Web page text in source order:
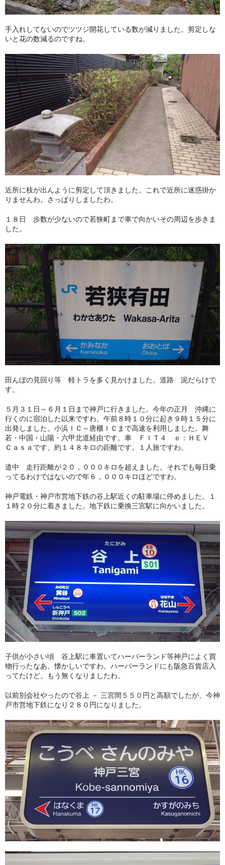
手入れしてないのでツツジ開花している数が減りました。剪定しな
いと花の数減るのですね。
近所に枝が出んように剪定して頂きました。これで近所に迷惑掛か
りませんわ。さっぱりしましたわ。
１８日 歩数が少ないので若狭町まで車で向かいその周辺を歩きま
した。
田んぼの見回り等 軽トラを多く見かけました。道路 泥だらけで
す。
５月３１日～６月１日まで神戸に行きました。今年の正月 沖縄に
行くのに宿泊した以来ですわ。午前８時１０分に起き９時１５分に
出発しました。小浜ＩＣ～唐櫃ＩＣまで高速を利用しました。舞
若・中国・山陽・六甲北道経由です。車 ＦＩＴ４ ｅ：ＨＥＶ
Ｃａｓａです。約１４８キロの距離です。１人旅ですわ。
道中 走行距離が２０，０００キロを超えました。それでも毎日乗
ってるわけではないので年６，０００キロほどですわ。
神戸電鉄・神戸市営地下鉄の谷上駅近くの駐車場に停めました。１
１時２０分に着きました。地下鉄に乗換三宮駅に向かいました。
子供が小さい頃 谷上駅に車置いてハーバーランド等神戸によく買
物行ったなあ。懐かしいですわ。ハーバーランドにも阪急百貨店入
ってたけど。もう無くなりましたわ。
以前別会社やったので谷上 － 三宮間５５０円と高額でしたが、今神
戸市営地下鉄になり２８０円になりました。